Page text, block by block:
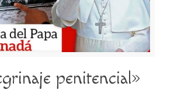
penitencial»